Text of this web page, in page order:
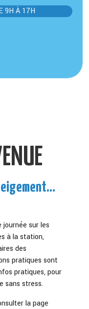
9H À 17H
sur les
à la station,
des
pratiques sont
pratiques, pour
sans stress.
la page